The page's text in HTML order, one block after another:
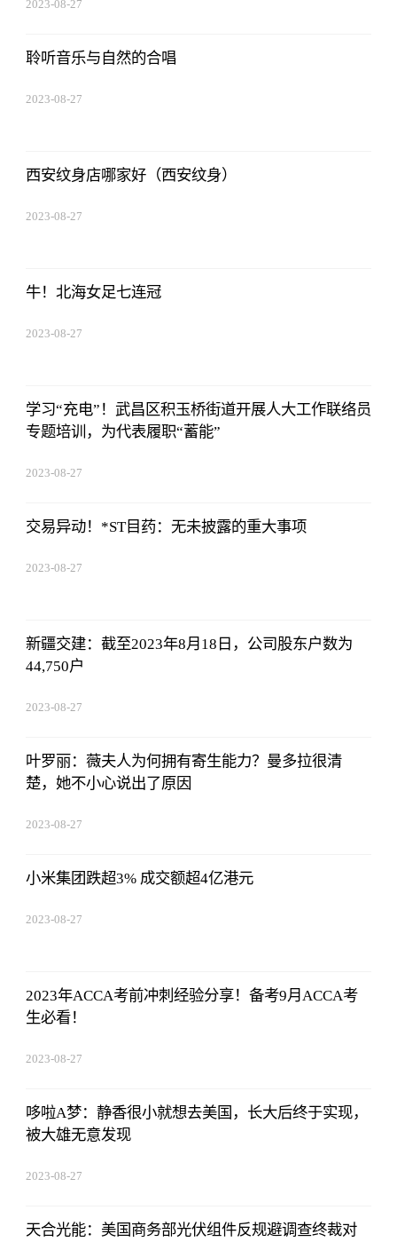
2023-08-27
聆听音乐与自然的合唱
2023-08-27
西安纹身店哪家好（西安纹身）
2023-08-27
牛！北海女足七连冠
2023-08-27
学习“充电”！武昌区积玉桥街道开展人大工作联络员
专题培训，为代表履职“蓄能”
2023-08-27
交易异动！*ST目药：无未披露的重大事项
2023-08-27
新疆交建：截至2023年8月18日，公司股东户数为
44,750户
2023-08-27
叶罗丽：薇夫人为何拥有寄生能力？曼多拉很清
楚，她不小心说出了原因
2023-08-27
小米集团跌超3% 成交额超4亿港元
2023-08-27
2023年ACCA考前冲刺经验分享！备考9月ACCA考
生必看！
2023-08-27
哆啦A梦：静香很小就想去美国，长大后终于实现，
被大雄无意发现
2023-08-27
天合光能：美国商务部光伏组件反规避调查终裁对